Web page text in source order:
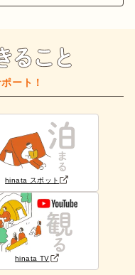
ート！
hinata スポット
hinata TV